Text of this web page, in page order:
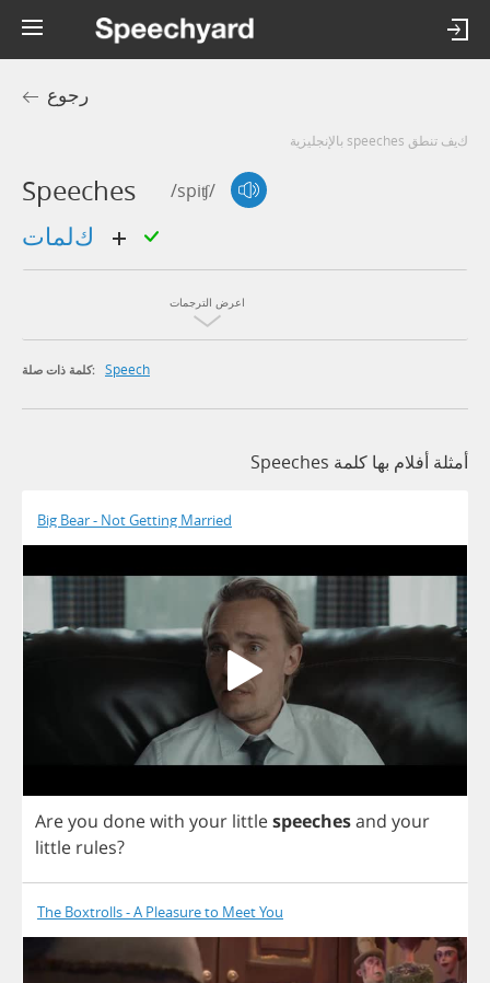
رجوع
كيف تنطق speeches بالإنجليزية
Speeches /spiʧ/
اعرض الترجمات
كلمة ذات صلة: Speech
أمثلة أفلام بها كلمة Speeches
Big Bear - Not Getting Married
Areyou donewith your littlespeechesand your
little rules?
The Boxtrolls - A Pleasure to Meet You